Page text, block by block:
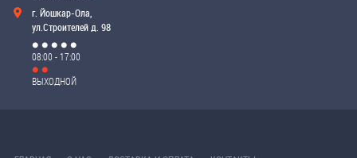
г. Йошкар-Ола,
ул.Строителей д. 98
08:00 - 17:00
ВЫХОДНОЙ